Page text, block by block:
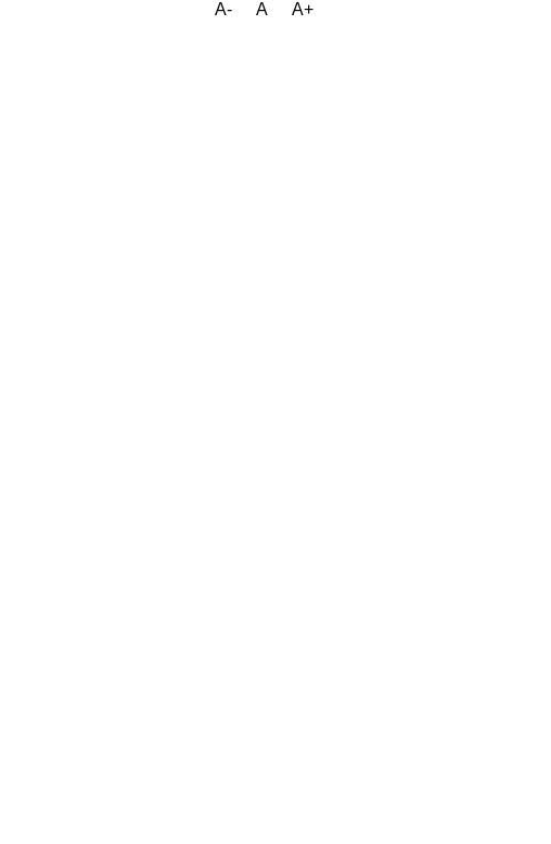
A- A A+